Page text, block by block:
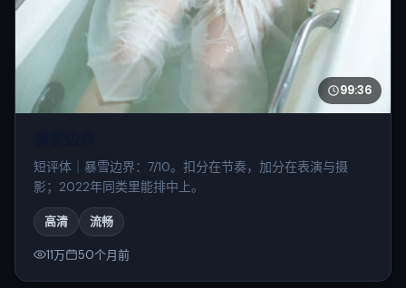
99:36
短评体｜暴雪边界：7/10。扣分在节奏，加分在表演与摄
影；2022年同类里能排中上。
高清 流畅
11万 50个月前